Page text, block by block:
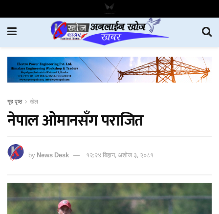
गृह पृष्ठ खेल
नेपाल ओमानसँग पराजित
byNews Desk १२:२४ बिहान, अशोज ३, २०८१